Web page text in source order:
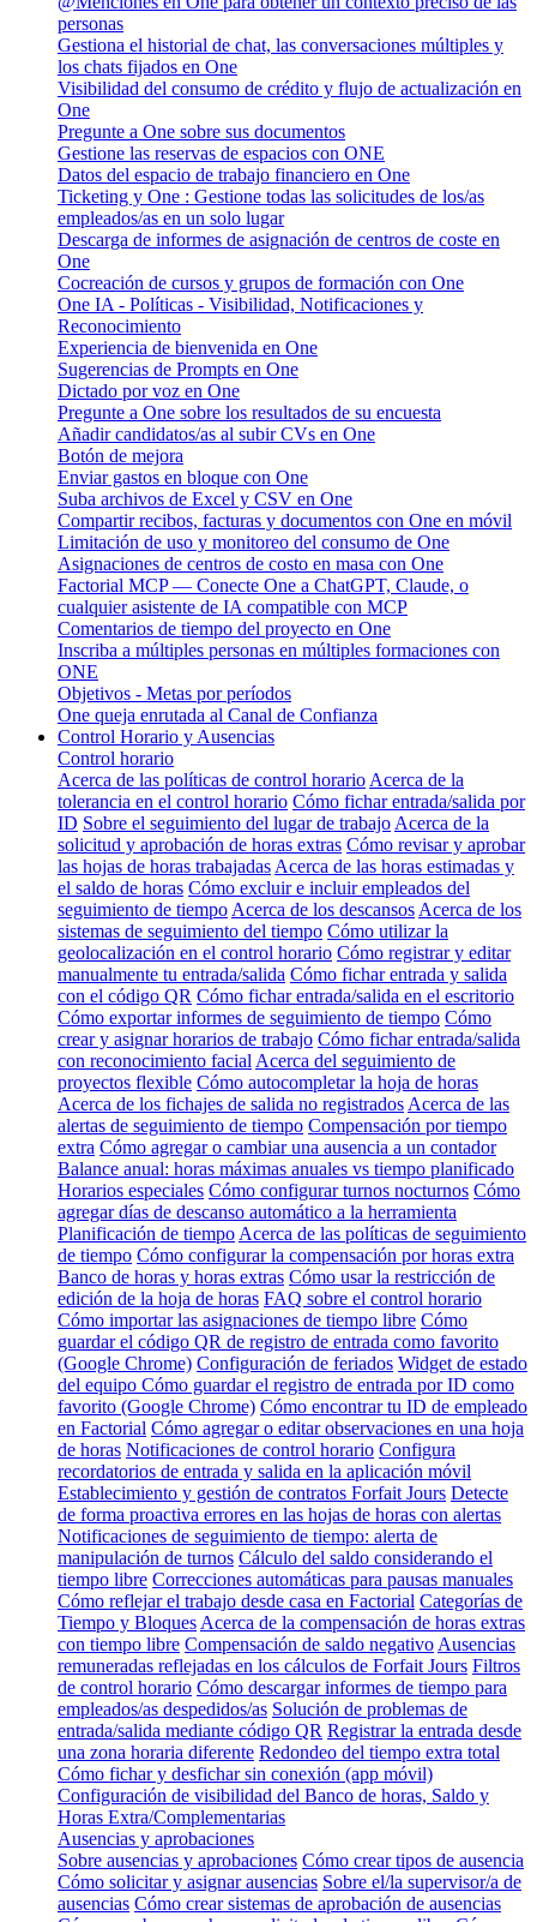
personas
Gestiona el historial de chat, las conversaciones múltiples y
los chats fijados en One
Visibilidad del consumo de crédito y flujo de actualización en
One
Pregunte a One sobre sus documentos
Gestione las reservas de espacios con ONE
Datos del espacio de trabajo financiero en One
Ticketing y One : Gestione todas las solicitudes de los/as
empleados/as en un solo lugar
Descarga de informes de asignación de centros de coste en
One
Cocreación de cursos y grupos de formación con One
One IA - Políticas - Visibilidad, Notificaciones y
Reconocimiento
Experiencia de bienvenida en One
Sugerencias de Prompts en One
Dictado por voz en One
Pregunte a One sobre los resultados de su encuesta
Añadir candidatos/as al subir CVs en One
Botón de mejora
Enviar gastos en bloque con One
Suba archivos de Excel y CSV en One
Compartir recibos, facturas y documentos con One en móvil
Limitación de uso y monitoreo del consumo de One
Asignaciones de centros de costo en masa con One
Factorial MCP — Conecte One a ChatGPT, Claude, o
cualquier asistente de IA compatible con MCP
Comentarios de tiempo del proyecto en One
Inscriba a múltiples personas en múltiples formaciones con
ONE
Objetivos - Metas por períodos
One queja enrutada al Canal de Confianza
Control Horario y Ausencias
Control horario
Acerca de las políticas de control horario Acerca de la
tolerancia en el control horario Cómo fichar entrada/salida por
ID Sobre el seguimiento del lugar de trabajo Acerca de la
solicitud y aprobación de horas extras Cómo revisar y aprobar
las hojas de horas trabajadas Acerca de las horas estimadas y
el saldo de horas Cómo excluir e incluir empleados del
seguimiento de tiempo Acerca de los descansos Acerca de los
sistemas de seguimiento del tiempo Cómo utilizar la
geolocalización en el control horario Cómo registrar y editar
manualmente tu entrada/salida Cómo fichar entrada y salida
con el código QR Cómo fichar entrada/salida en el escritorio
Cómo exportar informes de seguimiento de tiempo Cómo
crear y asignar horarios de trabajo Cómo fichar entrada/salida
con reconocimiento facial Acerca del seguimiento de
proyectos flexible Cómo autocompletar la hoja de horas
Acerca de los fichajes de salida no registrados Acerca de las
alertas de seguimiento de tiempo Compensación por tiempo
extra Cómo agregar o cambiar una ausencia a un contador
Balance anual: horas máximas anuales vs tiempo planificado
Horarios especiales Cómo configurar turnos nocturnos Cómo
agregar días de descanso automático a la herramienta
Planificación de tiempo Acerca de las políticas de seguimiento
de tiempo Cómo configurar la compensación por horas extra
Banco de horas y horas extras Cómo usar la restricción de
edición de la hoja de horas FAQ sobre el control horario
Cómo importar las asignaciones de tiempo libre Cómo
guardar el código QR de registro de entrada como favorito
(Google Chrome) Configuración de feriados Widget de estado
del equipo Cómo guardar el registro de entrada por ID como
favorito (Google Chrome) Cómo encontrar tu ID de empleado
en Factorial Cómo agregar o editar observaciones en una hoja
de horas Notificaciones de control horario Configura
recordatorios de entrada y salida en la aplicación móvil
Establecimiento y gestión de contratos Forfait Jours Detecte
de forma proactiva errores en las hojas de horas con alertas
Notificaciones de seguimiento de tiempo: alerta de
manipulación de turnos Cálculo del saldo considerando el
tiempo libre Correcciones automáticas para pausas manuales
Cómo reflejar el trabajo desde casa en Factorial Categorías de
Tiempo y Bloques Acerca de la compensación de horas extras
con tiempo libre Compensación de saldo negativo Ausencias
remuneradas reflejadas en los cálculos de Forfait Jours Filtros
de control horario Cómo descargar informes de tiempo para
empleados/as despedidos/as Solución de problemas de
entrada/salida mediante código QR Registrar la entrada desde
una zona horaria diferente Redondeo del tiempo extra total
Cómo fichar y desfichar sin conexión (app móvil)
Configuración de visibilidad del Banco de horas, Saldo y
Horas Extra/Complementarias
Ausencias y aprobaciones
Sobre ausencias y aprobaciones Cómo crear tipos de ausencia
Cómo solicitar y asignar ausencias Sobre el/la supervisor/a de
ausencias Cómo crear sistemas de aprobación de ausencias